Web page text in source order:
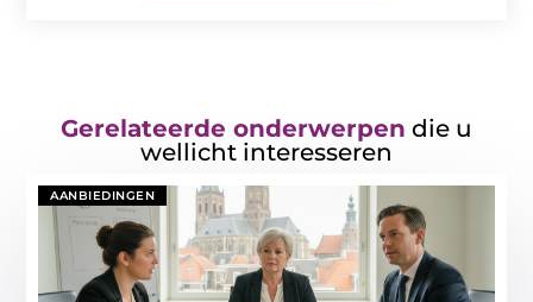
Gerelateerde onderwerpen die u
wellicht interesseren
AANBIEDINGEN